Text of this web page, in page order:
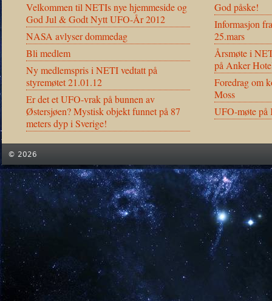
Velkommen til NETIs nye hjemmeside og
God Jul & Godt Nytt UFO-År 2012
NASA avlyser dommedag
Bli medlem
Ny medlemspris i NETI vedtatt på
styremøtet 21.01.12
Er det et UFO-vrak på bunnen av
Østersjøen? Mystisk objekt funnet på 87
meters dyp i Sverige!
God påske!
Informasjon
25.mars
Årsmøte i
på Anker
Foredrag om
Moss
UFO-møte på
© 2026